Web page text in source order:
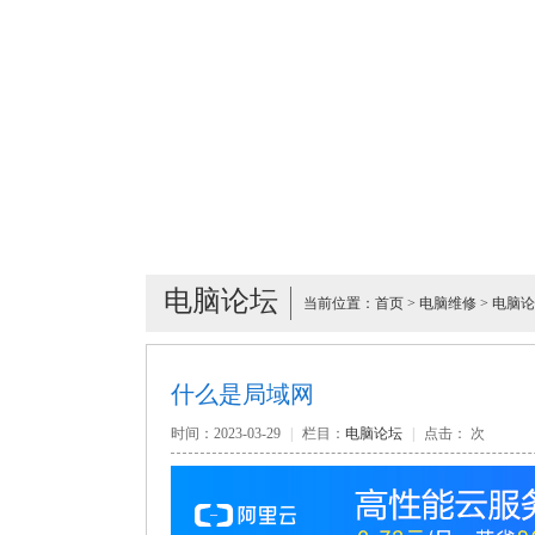
电脑论坛 当前位置： 首页 > 电脑维修 > 电脑
什么是局域网
时间：2023-03-29 栏目： 电脑论坛 点击： 次